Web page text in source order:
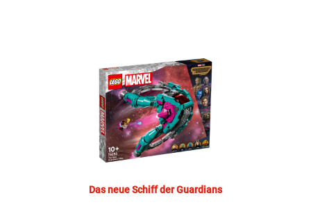
Das neue Schiff der Guardians